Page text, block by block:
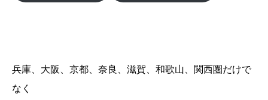
兵庫、大阪、京都、奈良、滋賀、和歌山、関西圏だけで
なく